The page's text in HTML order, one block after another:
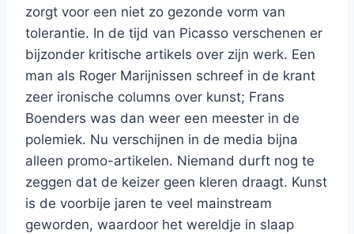
zorgt voor een niet zo gezonde vorm van
tolerantie. In de tijd van Picasso verschenen er
bijzonder kritische artikels over zijn werk. Een
man als Roger Marijnissen schreef in de krant
zeer ironische columns over kunst; Frans
Boenders was dan weer een meester in de
polemiek. Nu verschijnen in de media bijna
alleen promo-artikelen. Niemand durft nog te
zeggen dat de keizer geen kleren draagt. Kunst
is de voorbije jaren te veel mainstream
geworden, waardoor het wereldje in slaap